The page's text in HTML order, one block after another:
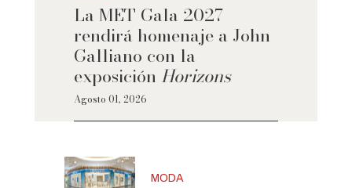
La MET Gala 2027
rendirá homenaje a John
Galliano con la
exposición Horizons
Agosto 01, 2026
MODA